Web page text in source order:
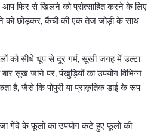
आप फिर से खिलने को प्रोत्साहित करने के लिए
छोड़कर, कैंची की एक तेज जोड़ी के साथ
को सीधे धूप से दूर गर्म, सूखी जगह में उल्टा
सूख जाने पर, पंखुड़ियों का उपयोग विभिन्न
है, जैसे कि पोपुरी या प्राकृतिक डाई के रूप
गेंदे के फूलों का उपयोग कटे हुए फूलों की